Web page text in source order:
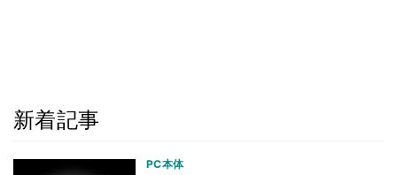
新着記事
PC本体